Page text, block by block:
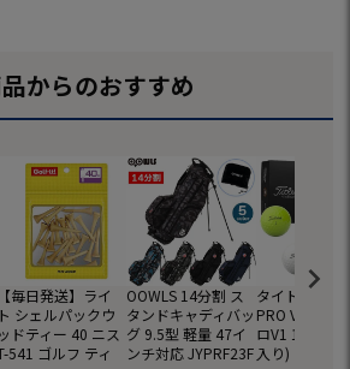
からのおすすめ
【毎日発送】ライ
ト シェルパックウ
ッドティー 40 ニス
541 ゴルフ ティ
OOWLS 14分割 ス
タンドキャディバッ
グ 9.5型 軽量 47イ
ンチ対応 JYPRF23F
タイトリスト
PRO V1 ボー
ロV1 1ダース
入り) ゴルフ